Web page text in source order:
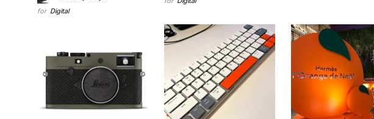
for Digital